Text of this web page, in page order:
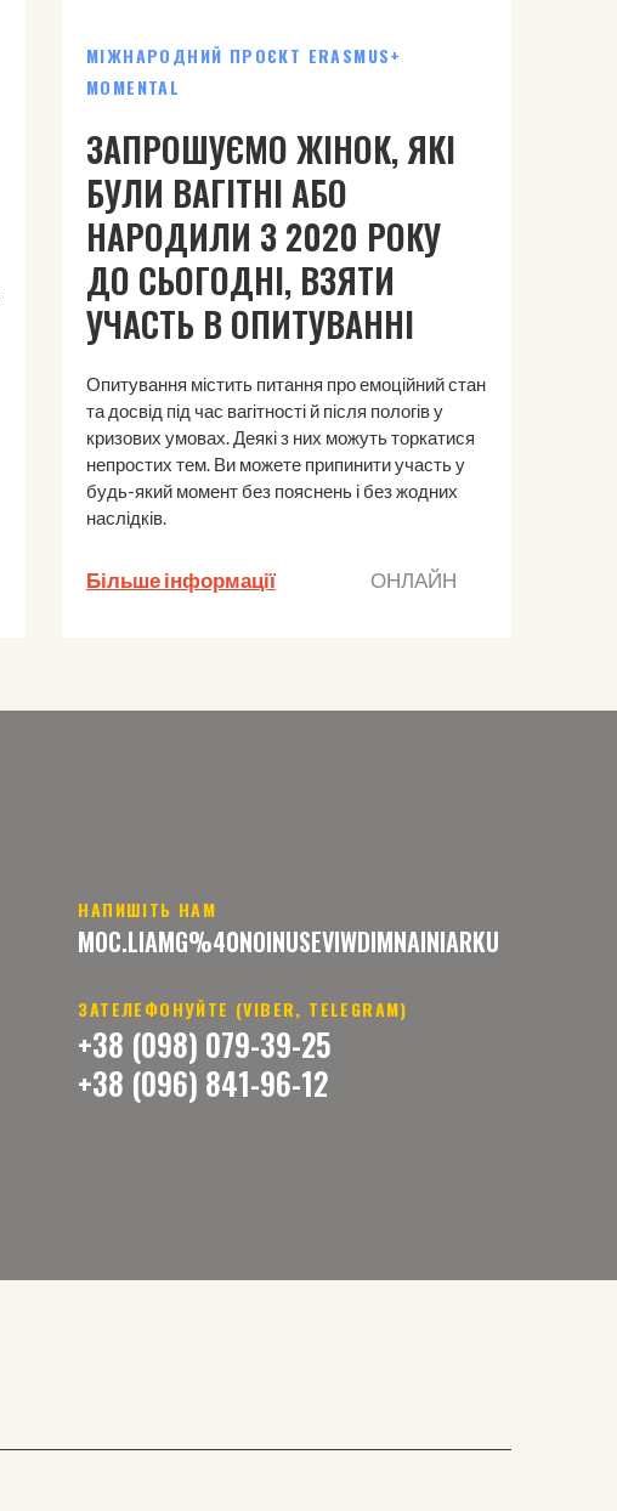
МІЖНАРОДНИЙ ПРОЄКТ ERASMUS+
MOMENTAL
ЗАПРОШУЄМО ЖІНОК, ЯКІ
БУЛИ ВАГІТНІ АБО
НАРОДИЛИ З 2020 РОКУ
ДО СЬОГОДНІ, ВЗЯТИ
УЧАСТЬ В ОПИТУВАННІ
Опитування містить питання про емоційний стан
та досвід під час вагітності й після пологів у
кризових умовах. Деякі з них можуть торкатися
непростих тем. Ви можете припинити участь у
будь-який момент без пояснень і без жодних
наслідків.
Більше інформації ОНЛАЙН
НАПИШІТЬ НАМ
MOC.LIAMG%40NOINUSEVIWDIMNAINIARKU
ЗАТЕЛЕФОНУЙТЕ (VIBER, TELEGRAM)
+38 (098) 079-39-25
+38 (096) 841-96-12